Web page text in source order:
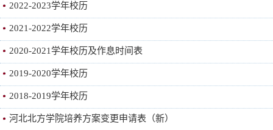
2022-2023学年校历
2021-2022学年校历
2020-2021学年校历及作息时间表
2019-2020学年校历
2018-2019学年校历
河北北方学院培养方案变更申请表（新）